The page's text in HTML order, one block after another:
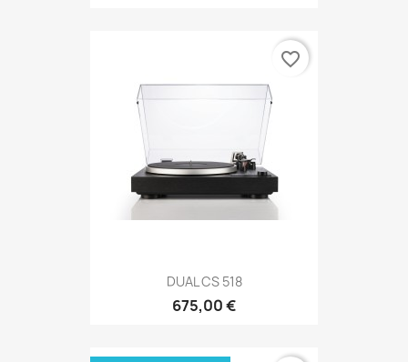
DUAL CS 518
675,00 €
favorite_border